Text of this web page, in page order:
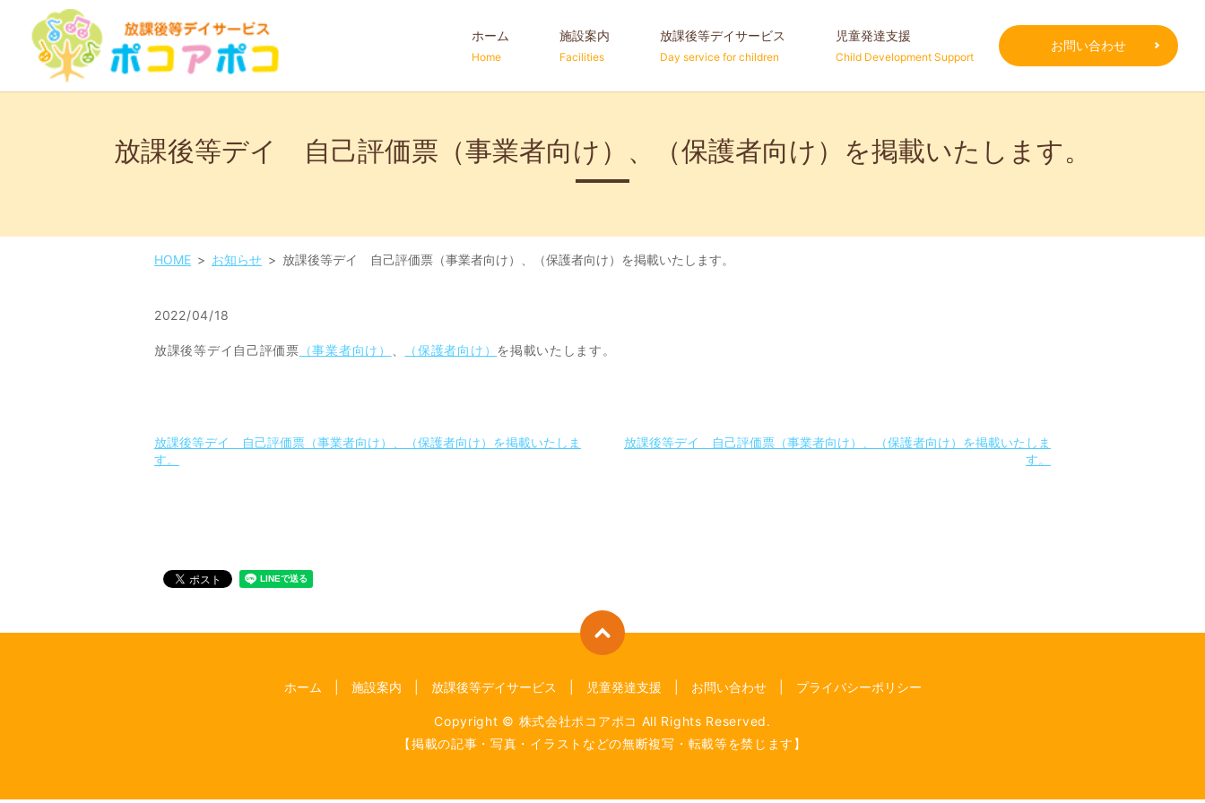
ホーム
Home
施設案内
Facilities
放課後等デイサービス
Day service for children
児童発達支援
Child Development Support
お問い合わせ
放課後等デイ 自己評価票（事業者向け）、（保護者向け）を掲載いたします。
HOME お知らせ 放課後等デイ 自己評価票（事業者向け）、（保護者向け）を掲載いたします。
2022/04/18
放課後等デイ自己評価票 （事業者向け） （保護者向け） を掲載いたします。
放課後等デイ 自己評価票（事業者向け）、（保護者向け）を掲載いたしま
す。
放課後等デイ 自己評価票（事業者向け）、（保護者向け）を掲載いたしま
す。
ホーム 施設案内 放課後等デイサービス 児童発達支援 お問い合わせ プライバシーポリシー
Copyright © 株式会社ポコアポコ All Rights Reserved.
【掲載の記事・写真・イラストなどの無断複写・転載等を禁じます】